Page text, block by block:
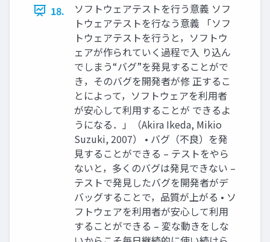
18.
ソフトウェアテストを行う意義 ソフ
トウェアテストを行なう意義 「ソフ
トウェアテストを行うと，ソフトウ
ェアが作られていく過程で入 り込ん
でしまう“バグ”を発見することがで
き，そのバグを開発者が修 正するこ
とによって，ソフトウェアを利用者
が安心して利用することが できるよ
うになる．」（Akira Ikeda, Mikio
Suzuki, 2007） • バグ（不良）を発
見することができる – テストをやら
ないと，多くのバグは発見できない –
テストで発見したバグを開発者がデ
バッグすることで，品質が上がる • ソ
フトウェアを利用者が安心して利用
することができる – 変な動きをしな